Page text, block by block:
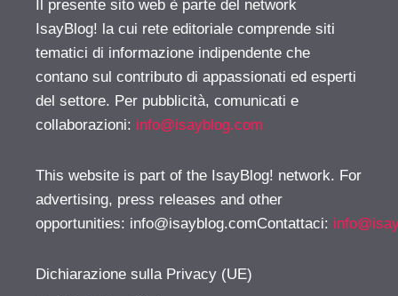
Il presente sito web è parte del network
IsayBlog! la cui rete editoriale comprende siti
tematici di informazione indipendente che
contano sul contributo di appassionati ed esperti
del settore. Per pubblicità, comunicati e
collaborazioni: info@isayblog.com
This website is part of the IsayBlog! network. For
advertising, press releases and other
opportunities: info@isayblog.comContattaci:
Dichiarazione sulla Privacy (UE)